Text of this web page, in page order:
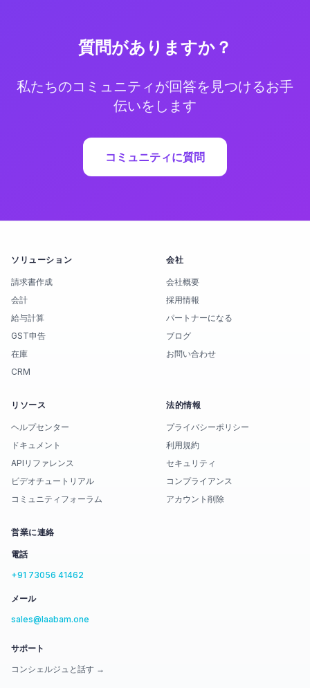
質問がありますか？
私たちのコミュニティが回答を見つけるお手
伝いをします
コミュニティに質問
ソリューション
請求書作成
会計
給与計算
GST申告
在庫
CRM
会社
会社概要
採用情報
パートナーになる
ブログ
お問い合わせ
リソース
ヘルプセンター
ドキュメント
APIリファレンス
ビデオチュートリアル
コミュニティフォーラム
法的情報
プライバシーポリシー
利用規約
セキュリティ
コンプライアンス
アカウント削除
営業に連絡
電話
+91 73056 41462
メール
sales@laabam.one
サポート
コンシェルジュと話す →